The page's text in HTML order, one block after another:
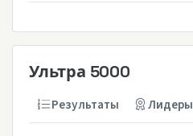
Ультра 5000
Результаты Лидеры